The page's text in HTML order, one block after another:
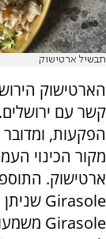
תבשיל ארטישוק
הארטישוק
קשר עם
הפקעות,
מקור הכינוי
ארטישוק.
Girasole
Girasole